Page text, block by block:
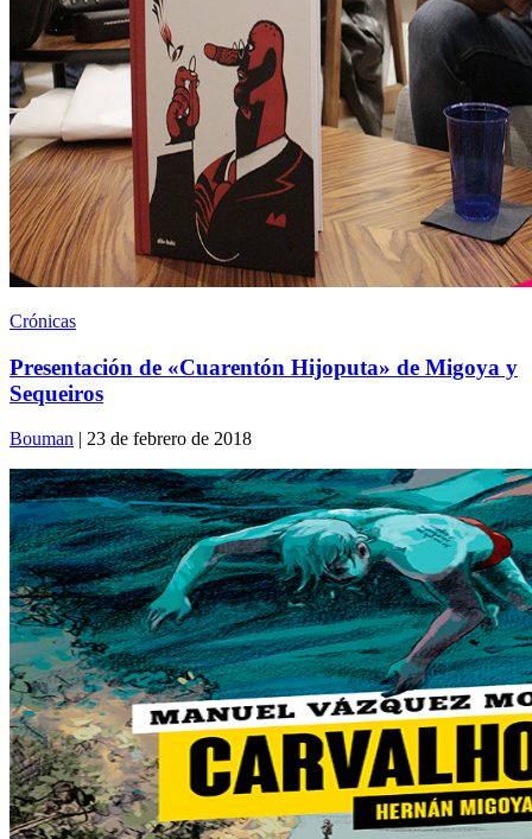
Crónicas
Presentación de «Cuarentón Hijoputa» de Migoya y
Sequeiros
Bouman | 23 de febrero de 2018